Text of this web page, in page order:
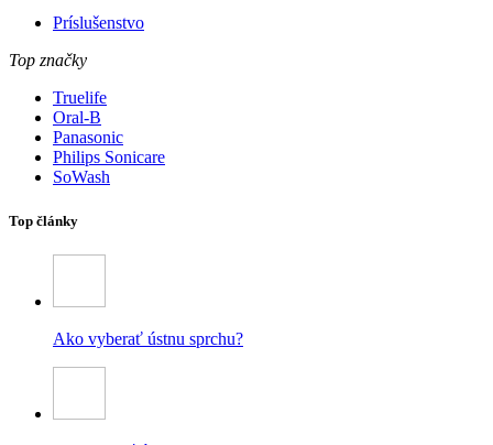
Príslušenstvo
Top značky
Truelife
Oral-B
Panasonic
Philips Sonicare
SoWash
Top články
Ako vyberať ústnu sprchu?